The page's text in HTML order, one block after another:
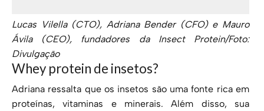
Lucas Vilella (CTO), Adriana Bender (CFO) e Mauro
Ávila (CEO), fundadores da Insect Protein/Foto:
Divulgação
Whey protein de insetos?
Adriana ressalta que os insetos são uma fonte rica em
proteínas, vitaminas e minerais. Além disso, sua